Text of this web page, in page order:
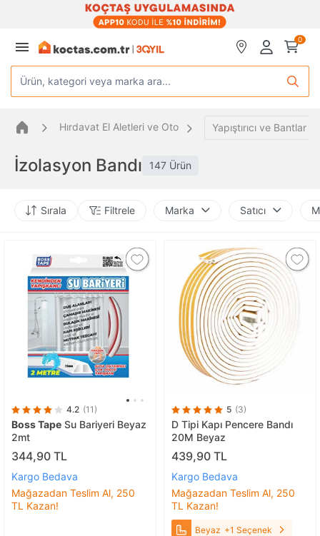
0
Ürün, kategori veya marka ara...
Hırdavat El Aletleri ve Oto Yapıştırıcı ve Bantlar
İzolasyon Bandı 147 Ürün
Sırala Filtrele Marka Satıcı
4.2 (11)
Boss Tape Su Bariyeri Beyaz
2mt
344,90 TL
Kargo Bedava
Mağazadan Teslim Al, 250
TL Kazan!
5 (3)
D Tipi Kapı Pencere Bandı
20M Beyaz
439,90 TL
Kargo Bedava
Mağazadan Teslim Al, 250
TL Kazan!
Beyaz +1 Seçenek